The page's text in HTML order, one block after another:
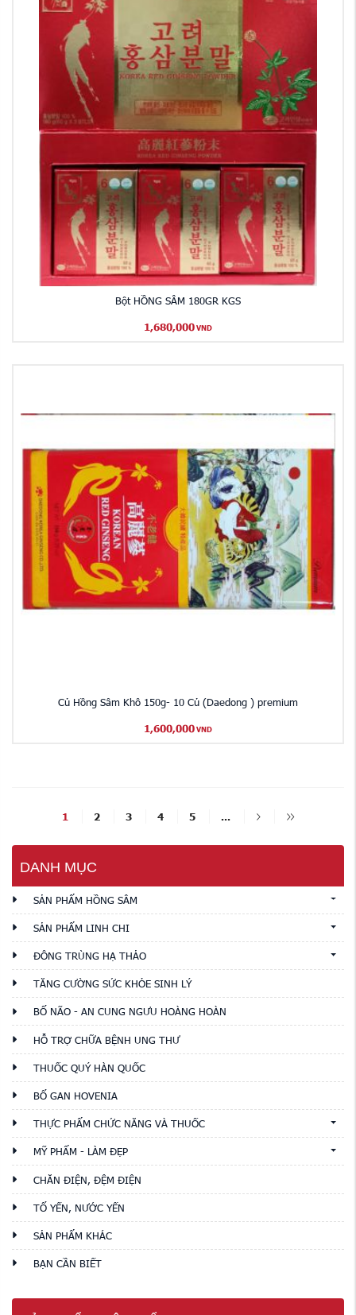
Bột HỒNG SÂM 180GR KGS
1,680,000 VND
Củ Hồng Sâm Khô 150g- 10 Củ (Daedong ) premium
1,600,000 VND
1 2 3 4 5 ...
DANH MỤC
SẢN PHẨM HỒNG SÂM
SẢN PHẨM LINH CHI
ĐÔNG TRÙNG HẠ THẢO
TĂNG CƯỜNG SỨC KHỎE SINH LÝ
BỔ NÃO - AN CUNG NGƯU HOÀNG HOÀN
HỖ TRỢ CHỮA BỆNH UNG THƯ
THUỐC QUÝ HÀN QUỐC
BỔ GAN HOVENIA
THỰC PHẨM CHỨC NĂNG VÀ THUỐC
MỸ PHẨM - LÀM ĐẸP
CHĂN ĐIỆN, ĐỆM ĐIỆN
TỔ YẾN, NƯỚC YẾN
SẢN PHẨM KHÁC
BẠN CẦN BIẾT